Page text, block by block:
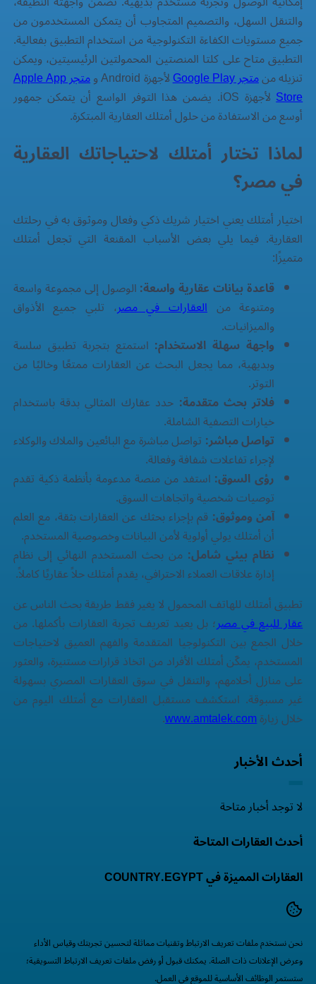
والتنقل السهل، والتصميم المتجاوب أن يتمكن المستخدمون من
جميع مستويات الكفاءة التكنولوجية من استخدام التطبيق بفعالية.
التطبيق متاح على كلتا المنصتين المحمولتين الرئيسيتين، ويمكن
تنزيله منمتجر Google Play لأجهزة Android و متجر Apple App
Store لأجهزة iOS. يضمن هذا التوفر الواسع أن يتمكن جمهور
أوسع من الاستفادة من حلول أمتلك العقارية المبتكرة.
لماذا تختار أمتلك لاحتياجاتك العقارية
في مصر؟
اختيار أمتلك يعني اختيار شريك ذكي وفعال وموثوق به في رحلتك
العقارية. فيما يلي بعض الأسباب المقنعة التي تجعل أمتلك
متميزًا:
قاعدة بيانات عقارية واسعة:الوصول إلى مجموعة واسعة
ومتنوعة منالعقارات في مصر، تلبي جميع الأذواق
والميزانيات.
واجهة سهلة الاستخدام: استمتع بتجربة تطبيق سلسة
وبديهية، مما يجعل البحث عن العقارات ممتعًا وخاليًا من
التوتر.
فلاتر بحث متقدمة: حدد عقارك المثالي بدقة باستخدام
خيارات التصفية الشاملة.
تواصل مباشر: تواصل مباشرة مع البائعين والملاك والوكلاء
لإجراء تفاعلات شفافة وفعالة.
رؤى السوق: استفد من منصة مدعومة بأنظمة ذكية تقدم
توصيات شخصية واتجاهات السوق.
آمن وموثوق: قم بإجراء بحثك عن العقارات بثقة، مع العلم
أن أمتلك يولي أولوية لأمن البيانات وخصوصية المستخدم.
نظام بيئي شامل: من بحث المستخدم النهائي إلى نظام
إدارة علاقات العملاء الاحترافي، يقدم أمتلك حلاً عقاريًا كاملاً.
تطبيق أمتلك للهاتف المحمول لا يغير فقط طريقة بحث الناس عن
عقار للبيع في مصر؛ بل يعيد تعريف تجربة العقارات بأكملها. من
خلال الجمع بين التكنولوجيا المتقدمة والفهم العميق لاحتياجات
المستخدم، يمكّن أمتلك الأفراد من اتخاذ قرارات مستنيرة، والعثور
على منازل أحلامهم، والتنقل في سوق العقارات المصري بسهولة
غير مسبوقة. استكشف مستقبل العقارات مع أمتلك اليوم من
خلال زيارةwww.amtalek.com
.
أحدث الأخبار
لا توجد أخبار متاحة
أحدث العقارات المتاحة
العقارات المميزة في COUNTRY.EGYPT
نحن نستخدم ملفات تعريف الارتباط وتقنيات مماثلة لتحسين تجربتك وقياس الأداء
وعرض الإعلانات ذات الصلة. يمكنك قبول أو رفض ملفات تعريف الارتباط التسويقية؛
ستستمر الوظائف الأساسية للموقع في العمل.